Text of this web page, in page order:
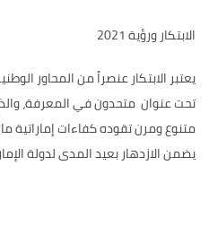
الابتكار ورؤية 2021
يعتبر الابتكار عنصراً منالمحاور
تحت عنوان متحدون في المعرفة،
متنوع ومرن تقوده كفاءات إماراتية
يضمن الازدهار بعيد المدى لدولة